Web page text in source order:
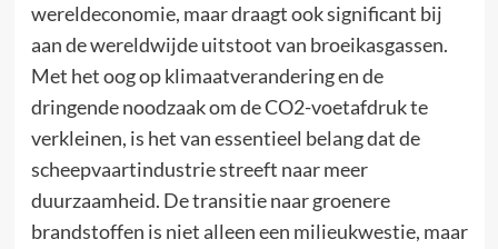
wereldeconomie, maar draagt ook significant bij
aan de wereldwijde uitstoot van broeikasgassen.
Met het oog op klimaatverandering en de
dringende noodzaak om de CO2-voetafdruk te
verkleinen, is het van essentieel belang dat de
scheepvaartindustrie streeft naar meer
duurzaamheid. De transitie naar groenere
brandstoffen is niet alleen een milieukwestie, maar